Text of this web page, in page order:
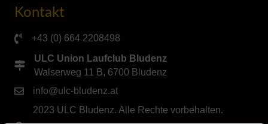
Kontakt
+43 (0) 664 2208498
ULC Union Laufclub Bludenz
Walserweg 11 B, 6700 Bludenz
info@ulc-bludenz.at
2023 ULC Bludenz. Alle Rechte vorbehalten.